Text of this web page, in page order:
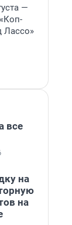
—
Лассо»
все
на
на